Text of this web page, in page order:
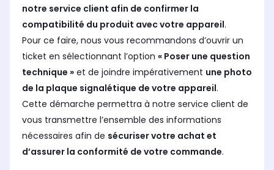
notre service client afin de confirmer la
compatibilité du produit avec votre appareil.
Pour ce faire, nous vous recommandons d’ouvrir un
ticket en sélectionnant l’option « Poser une question
technique » et de joindre impérativement une photo
de la plaque signalétique de votre appareil.
Cette démarche permettra à notre service client de
vous transmettre l’ensemble des informations
nécessaires afin de sécuriser votre achat et
d’assurer la conformité de votre commande.